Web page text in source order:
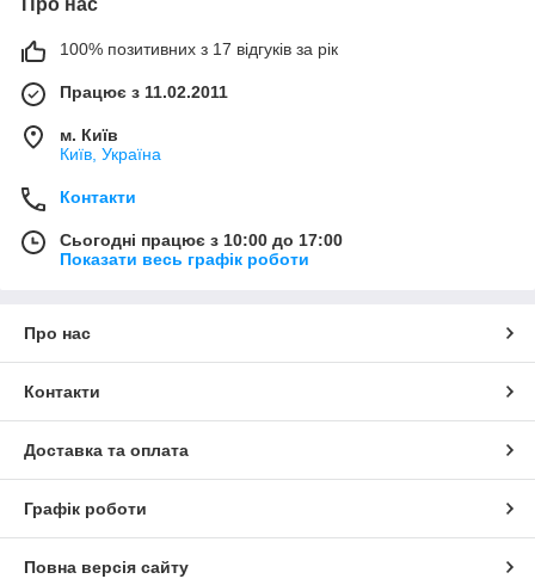
Про нас
100% позитивних з 17 відгуків за рік
Працює з 11.02.2011
м. Київ
Київ, Україна
Контакти
Сьогодні працює з 10:00 до 17:00
Показати весь графік роботи
Про нас
Контакти
Доставка та оплата
Графік роботи
Повна версія сайту